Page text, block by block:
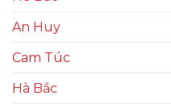
An Huy
Cam Túc
Hà Bắc